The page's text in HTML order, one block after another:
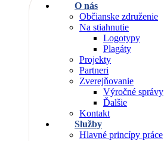
O nás
Občianske združenie
Na stiahnutie
Logotypy
Plagáty
Projekty
Partneri
Zverejňovanie
Výročné správy
Ďalšie
Kontakt
Služby
Hlavné princípy práce